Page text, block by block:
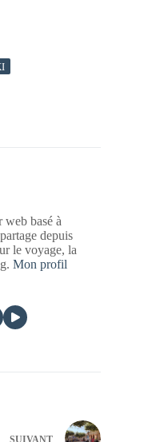
web basé à
depuis
le voyage, la
Mon profil
SUIVANT